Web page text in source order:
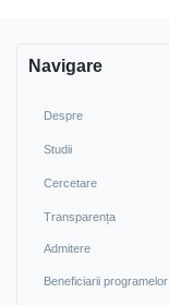
Navigare
Despre
Studii
Cercetare
Transparența
Admitere
Beneficiarii programelor